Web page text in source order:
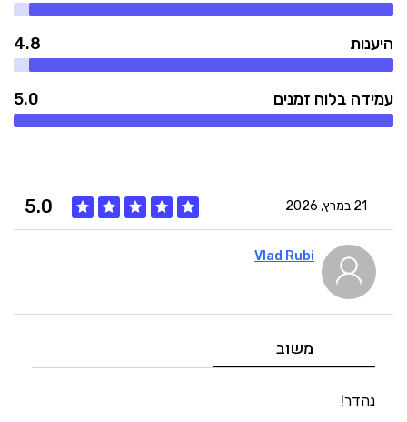
היענות 4.8
עמידה בלוח זמנים 5.0
21 במרץ, 2026 5.0
Vlad Rubi
משוב
נהדר!